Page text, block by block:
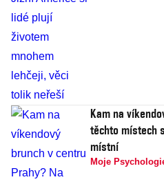
Kam na
těchto místech
místní
Moje